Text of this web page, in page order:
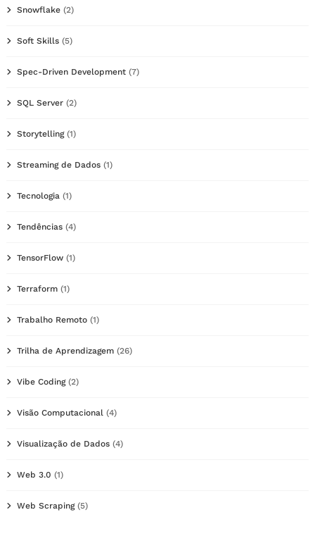
Snowflake (2)
Soft Skills (5)
Spec-Driven Development (7)
SQL Server (2)
Storytelling(1)
Streaming de Dados (1)
Tecnologia (1)
Tendências (4)
TensorFlow (1)
Terraform (1)
Trabalho Remoto (1)
Trilha de Aprendizagem (26)
Vibe Coding(2)
Visão Computacional (4)
Visualização de Dados (4)
Web 3.0 (1)
Web Scraping(5)